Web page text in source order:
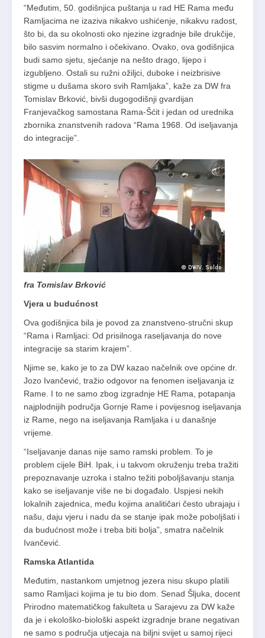
“Međutim, 50. godišnjica puštanja u rad HE Rama među
Ramljacima ne izaziva nikakvo ushićenje, nikakvu radost,
što bi, da su okolnosti oko njezine izgradnje bile drukčije,
bilo sasvim normalno i očekivano. Ovako, ova godišnjica
budi samo sjetu, sjećanje na nešto drago, lijepo i
izgubljeno. Ostali su ružni ožiljci, duboke i neizbrisive
stigme u dušama skoro svih Ramljaka”, kaže za DW fra
Tomislav Brković, bivši dugogodišnji gvardijan
Franjevačkog samostana Rama-Šćit i jedan od urednika
zbornika znanstvenih radova “Rama 1968. Od iseljavanja
do integracije”.
fra Tomislav Brković
Vjera u budućnost
Ova godišnjica bila je povod za znanstveno-stručni skup
“Rama i Ramljaci: Od prisilnoga raseljavanja do nove
integracije sa starim krajem”.
Njime se, kako je to za DW kazao načelnik ove općine dr.
Jozo Ivančević, tražio odgovor na fenomen iseljavanja iz
Rame. I to ne samo zbog izgradnje HE Rama, potapanja
najplodnijih područja Gornje Rame i povijesnog iseljavanja
iz Rame, nego na iseljavanja Ramljaka i u današnje
vrijeme.
“Iseljavanje danas nije samo ramski problem. To je
problem cijele BiH. Ipak, i u takvom okruženju treba tražiti
prepoznavanje uzroka i stalno težiti poboljšavanju stanja
kako se iseljavanje više ne bi događalo. Uspjesi nekih
lokalnih zajednica, među kojima analitičari često ubrajaju i
našu, daju vjeru i nadu da se stanje ipak može poboljšati i
da budućnost može i treba biti bolja”, smatra načelnik
Ivančević.
Ramska Atlantida
Međutim, nastankom umjetnog jezera nisu skupo platili
samo Ramljaci kojima je tu bio dom. Senad Šljuka, docent
Prirodno matematičkog fakulteta u Sarajevu za DW kaže
da je i ekološko-biološki aspekt izgradnje brane negativan
ne samo s područja utjecaja na biljni svijet u samoj rijeci